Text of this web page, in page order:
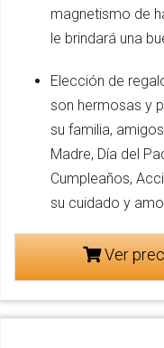
magnetismo de
le brindará una
Elección de
son hermosas y
su familia,
Madre, Día del
Cumpleaños,
su cuidado y
Ver